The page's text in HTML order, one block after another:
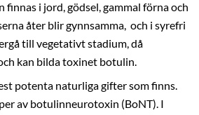
finnas i jord, gödsel, gammal förna och
åter blir gynnsamma, och i syrefri
till vegetativt stadium, då
kan bilda toxinet botulin.
potenta naturliga gifter som finns.
av botulinneurotoxin (BoNT). I